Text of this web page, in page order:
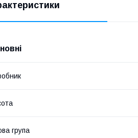
група